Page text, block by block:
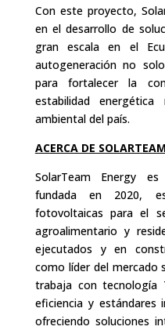
Con este proyecto,
en el desarrollo de
gran escala en el
autogeneración no
para fortalecer la
estabilidad
ambiental del país.
ACERCA DE
SolarTeam Energy
fundada en 2020,
fotovoltaicas para el
agroalimentario y
ejecutados y en
como líder del mercado
trabaja con tecnología
eficiencia y estándares
ofreciendo soluciones